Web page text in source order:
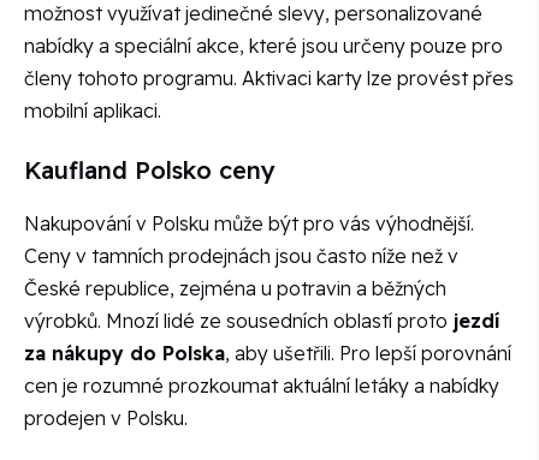
možnost využívat jedinečné slevy, personalizované
nabídky a speciální akce, které jsou určeny pouze pro
členy tohoto programu. Aktivaci karty lze provést přes
mobilní aplikaci.
Kaufland Polsko ceny
Nakupování v Polsku může být pro vás výhodnější.
Ceny v tamních prodejnách jsou často níže než v
České republice, zejména u potravin a běžných
výrobků. Mnozí lidé ze sousedních oblastí proto jezdí
za nákupy do Polska, aby ušetřili. Pro lepší porovnání
cen je rozumné prozkoumat aktuální letáky a nabídky
prodejen v Polsku.